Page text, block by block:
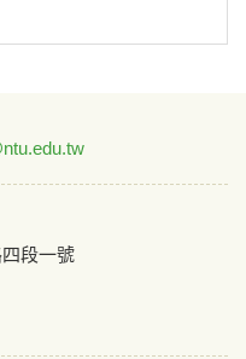
段一號